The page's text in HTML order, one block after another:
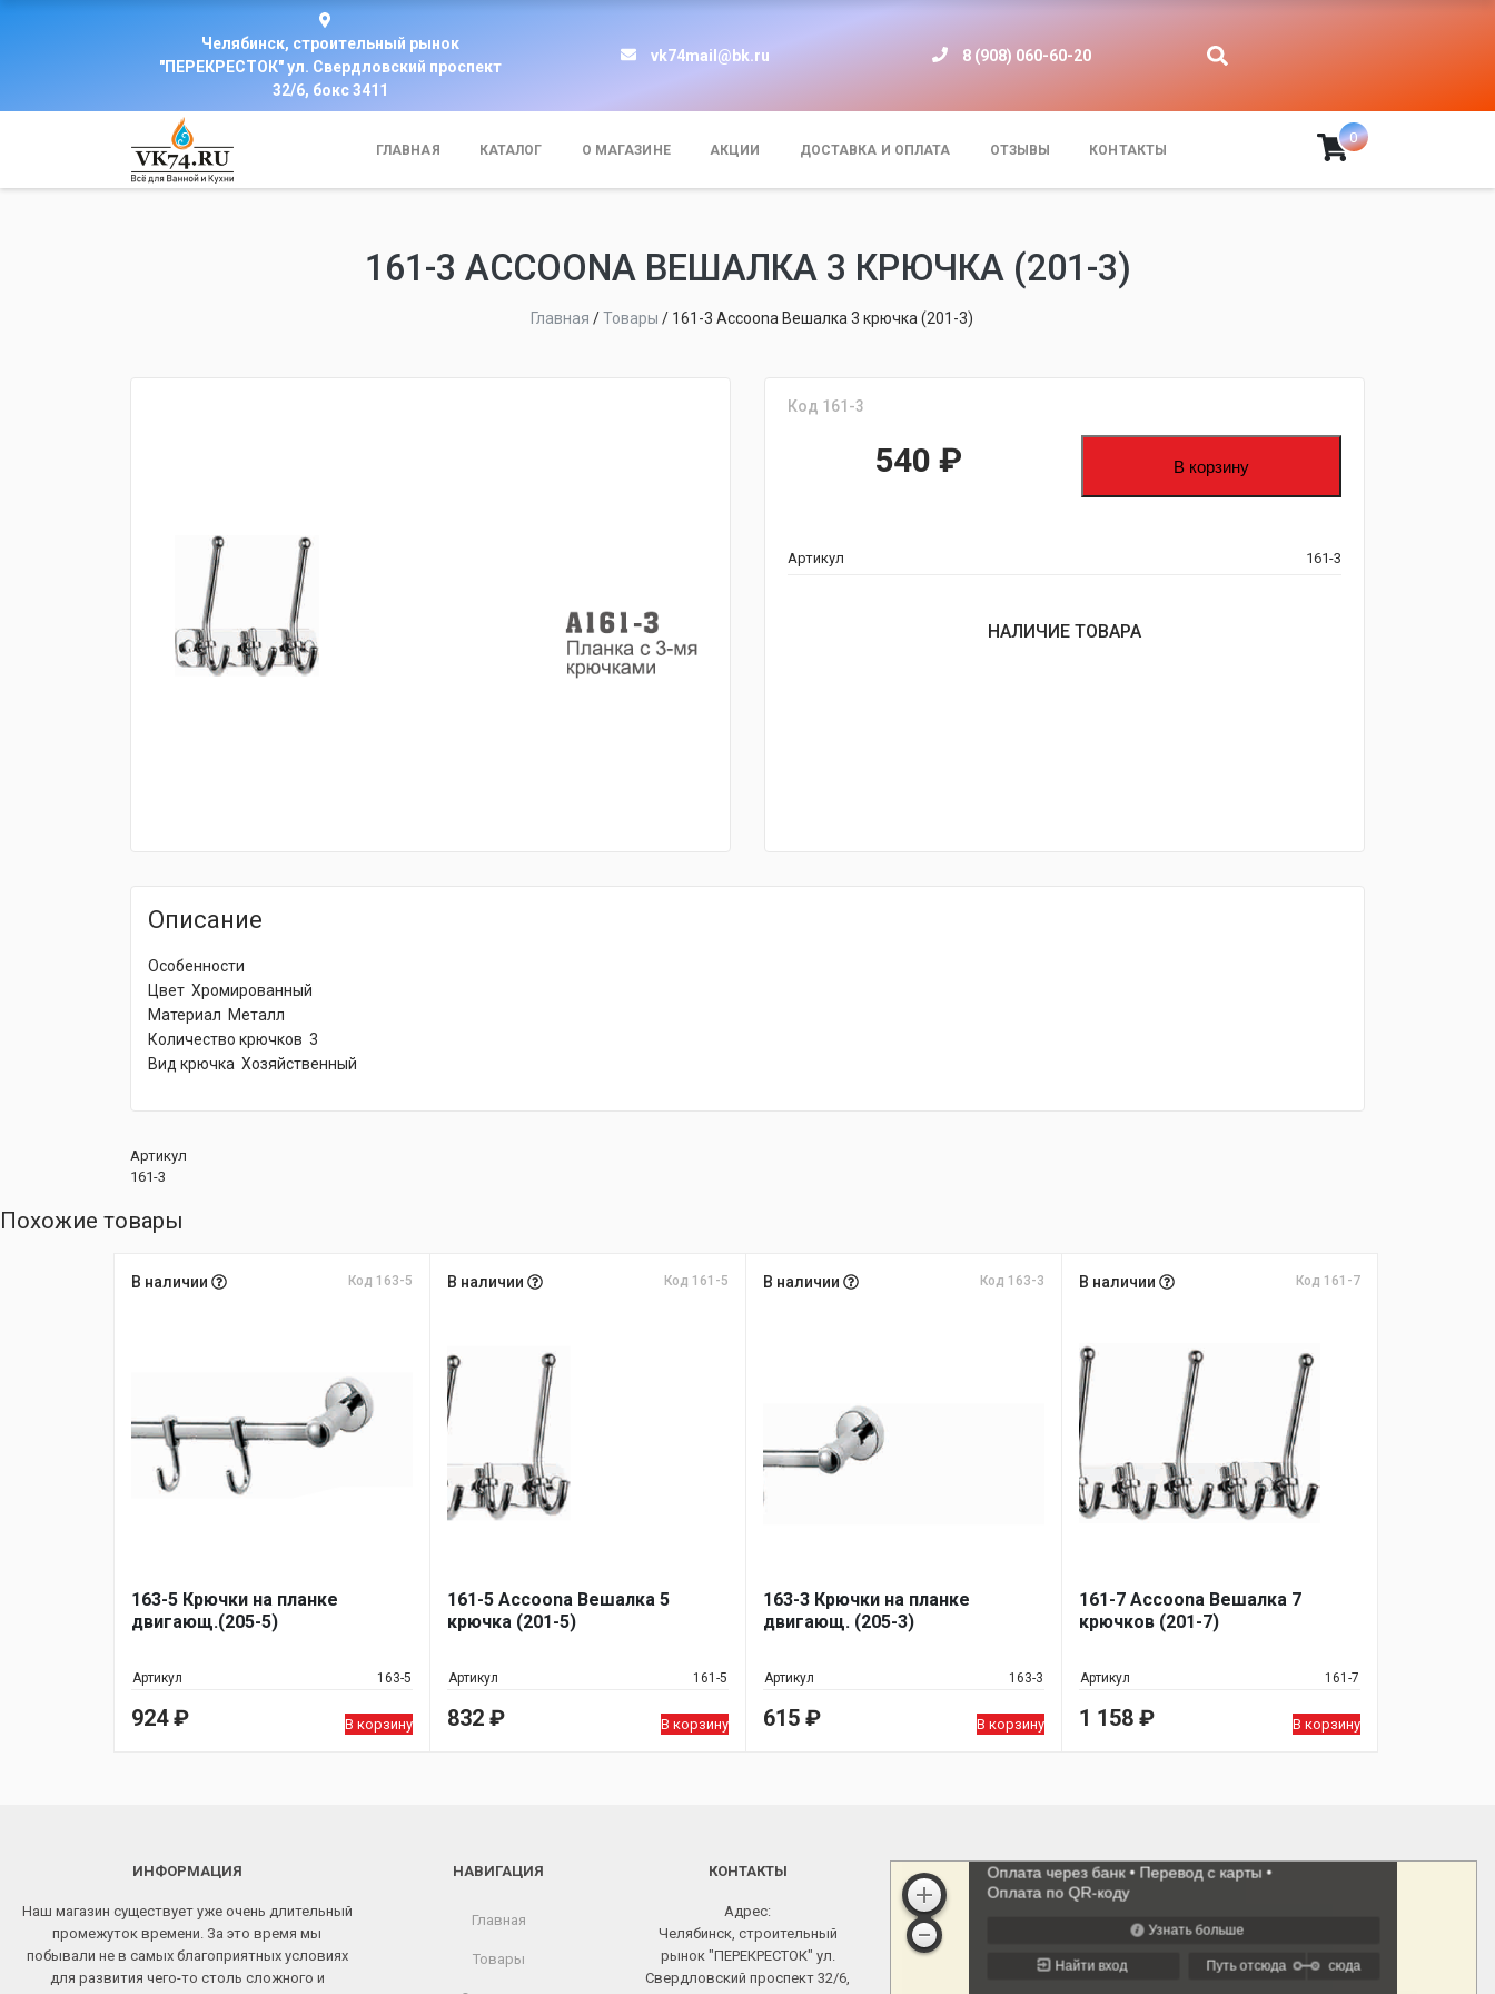
Челябинск, строительный рынок
"ПЕРЕКРЕСТОК" ул. Свердловский проспект
32/6, бокс 3411
vk74mail@bk.ru 8 (908) 060-60-20
ГЛАВНАЯ КАТАЛОГ О МАГАЗИНЕ АКЦИИ ДОСТАВКА И ОПЛАТА ОТЗЫВЫ КОНТАКТЫ
0
161-3 ACCOONA ВЕШАЛКА 3 КРЮЧКА (201-3)
Главная /Товары / 161-3 Accoona Вешалка 3 крючка (201-3)
Код 161-3
540 ₽ В корзину
Артикул 161-3
НАЛИЧИЕ ТОВАРА
Описание
Особенности
Цвет Хромированный
Материал Металл
Количество крючков 3
Вид крючка Хозяйственный
Артикул
161-3
Похожие товары
В наличии Код 163-5
163-5 Крючки на планке
двигающ.(205-5)
Артикул 163-5
924₽ В корзину
В наличии Код 161-5
161-5 Accoona Вешалка 5
крючка (201-5)
Артикул 161-5
832 ₽ В корзину
В наличии Код 163-3
163-3 Крючки на планке
двигающ. (205-3)
Артикул 163-3
615 ₽ В корзину
В наличии Код 161-7
161-7 Accoona Вешалка 7
крючков (201-7)
Артикул 161-7
1 158 ₽ В корзину
ИНФОРМАЦИЯ
Наш магазин существует уже очень длительный
промежуток времени. За это время мы
побывали не в самых благоприятных условиях
для развития чего-то столь сложного и
НАВИГАЦИЯ
Главная
Товары
КОНТАКТЫ
Адрес:
Челябинск, строительный
рынок "ПЕРЕКРЕСТОК" ул.
Свердловский проспект 32/6,